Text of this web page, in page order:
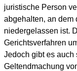
juristische Person
abgehalten, an dem
niedergelassen ist.
Gerichtsverfahren
Jedoch gibt es
Geltendmachung